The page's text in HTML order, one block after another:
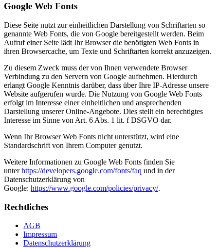
Google Web Fonts
Diese Seite nutzt zur einheitlichen Darstellung von Schriftarten so
genannte Web Fonts, die von Google bereitgestellt werden. Beim
Aufruf einer Seite lädt Ihr Browser die benötigten Web Fonts in
ihren Browsercache, um Texte und Schriftarten korrekt anzuzeigen.
Zu diesem Zweck muss der von Ihnen verwendete Browser
Verbindung zu den Servern von Google aufnehmen. Hierdurch
erlangt Google Kenntnis darüber, dass über Ihre IP-Adresse unsere
Website aufgerufen wurde. Die Nutzung von Google Web Fonts
erfolgt im Interesse einer einheitlichen und ansprechenden
Darstellung unserer Online-Angebote. Dies stellt ein berechtigtes
Interesse im Sinne von Art. 6 Abs. 1 lit. f DSGVO dar.
Wenn Ihr Browser Web Fonts nicht unterstützt, wird eine
Standardschrift von Ihrem Computer genutzt.
Weitere Informationen zu Google Web Fonts finden Sie
unterhttps://developers.google.com/fonts/faq und in der
Datenschutzerklärung von
Google: https://www.google.com/policies/privacy/.
Rechtliches
AGB
Impressum
Datenschutzerklärung